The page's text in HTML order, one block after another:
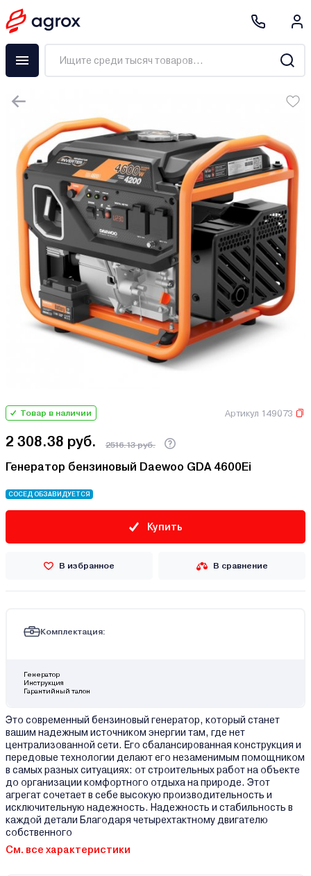
Товар в наличии Артикул 149073
2 308.38 руб. 2516.13 руб.
Генератор бензиновый Daewoo GDA 4600Ei
СОСЕД ОБЗАВИДУЕТСЯ
Купить
В избранное В сравнение
Комплектация:
Генератор
Инструкция
Гарантийный талон
Это современный бензиновый генератор, который станет
вашим надежным источником энергии там, где нет
централизованной сети. Его сбалансированная конструкция и
передовые технологии делают его незаменимым помощником
в самых разных ситуациях: от строительных работ на объекте
до организации комфортного отдыха на природе. Этот
агрегат сочетает в себе высокую производительность и
исключительную надежность. Надежность и стабильность в
каждой детали Благодаря четырехтактному двигателю
собственного
См. все характеристики